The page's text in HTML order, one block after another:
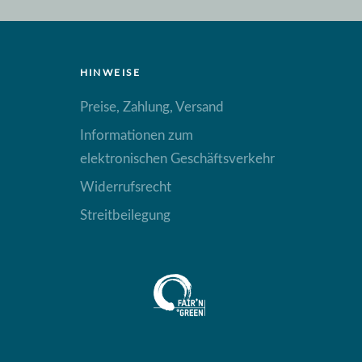
HINWEISE
Preise, Zahlung, Versand
Informationen zum
elektronischen Geschäftsverkehr
Widerrufsrecht
Streitbeilegung